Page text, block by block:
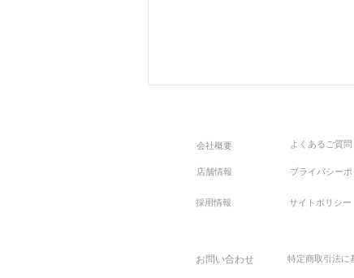
Summer 〜盛夏から晩夏〜
会社概要
店舗情報
採用情報
よくあるご質問
プライバシーポ
サイトポリシー
お問い合わせ
特定商取引法に